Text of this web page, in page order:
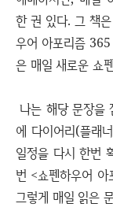
한 권 있다. 그 책
우어 아포리즘
은 매일 새로운 쇼
나는 해당 문장을
에 다이어리(플래
일정을 다시 한번
번 <쇼펜하우어
그렇게 매일 읽은